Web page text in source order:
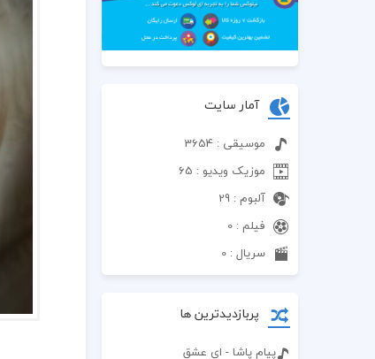
آمار سایت
موسیقی : 3654
موزیک ویدیو : 65
آلبوم : 29
فیلم : 0
سریال : 0
پربازدیدترین ها
پیام پاشا - ای عشق